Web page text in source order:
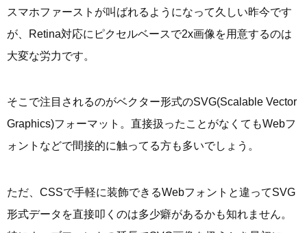
スマホファーストが叫ばれるようになって久しい昨今です
が、Retina対応にピクセルベースで2x画像を用意するのは
大変な労力です。
そこで注目されるのがベクター形式のSVG(Scalable Vector
Graphics)フォーマット。直接扱ったことがなくてもWebフ
ォントなどで間接的に触ってる方も多いでしょう。
ただ、CSSで手軽に装飾できるWebフォントと違ってSVG
形式データを直接叩くのは多少癖があるかも知れません。